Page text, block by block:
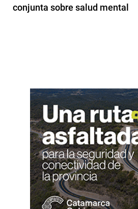
conjunta sobre salud mental